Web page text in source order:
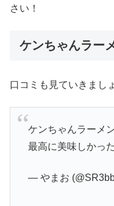
さい！
ケンちゃんラー
口コミも見ていきまし
ケンちゃんラーメ
最高に美味しかっ
— やまお